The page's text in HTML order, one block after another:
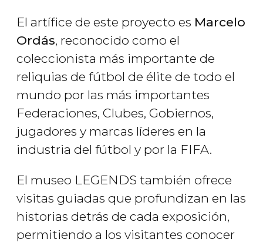
El artífice de este proyecto es Marcelo
Ordás, reconocido como el
coleccionista más importante de
reliquias de fútbol de élite de todo el
mundo por las más importantes
Federaciones, Clubes, Gobiernos,
jugadores y marcas líderes en la
industria del fútbol y por la FIFA.
El museo LEGENDS también ofrece
visitas guiadas que profundizan en las
historias detrás de cada exposición,
permitiendo a los visitantes conocer